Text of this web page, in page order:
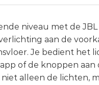
niveau met de JBL
aan de
Je bedient het
of de knoppen aan
niet alleen de lichten,